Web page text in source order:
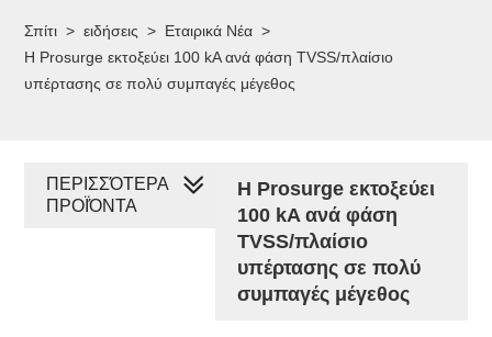
Σπίτι > ειδήσεις > Εταιρικά Νέα >
Η Prosurge εκτοξεύει 100 kA ανά φάση TVSS/πλαίσιο
υπέρτασης σε πολύ συμπαγές μέγεθος
Η Prosurge εκτοξεύει
100 kA ανά φάση
TVSS/πλαίσιο
υπέρτασης σε πολύ
συμπαγές μέγεθος
ΠΕΡΙΣΣΌΤΕΡΑ
ΠΡΟΪΌΝΤΑ